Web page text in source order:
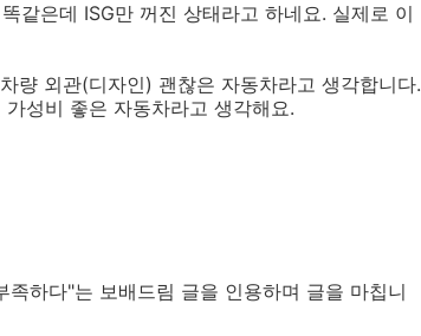
같은데 ISG만 꺼진 상태라고 하네요. 실제로 이
량 외관(디자인) 괜찮은 자동차라고 생각합니다.
성비 좋은 자동차라고 생각해요.
하다"는 보배드림 글을 인용하며 글을 마칩니